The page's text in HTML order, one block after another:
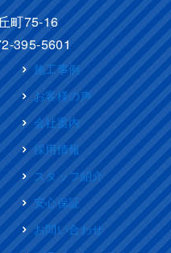
町75-16
395-5601
施工事例
お客様の声
会社案内
採用情報
スタッフ紹介
安心保証
お問い合わせ